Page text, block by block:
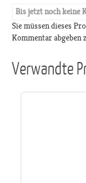
Bis jetzt noch keine
Sie müssen dieses
Kommentar abgeben
Verwandte